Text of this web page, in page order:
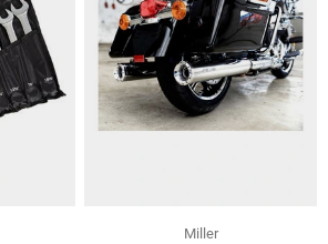
Miller